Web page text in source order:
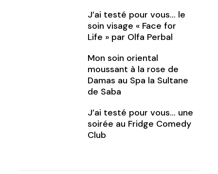
J’ai testé pour vous… le
soin visage « Face for
Life » par Olfa Perbal
Mon soin oriental
moussant à la rose de
Damas au Spa la Sultane
de Saba
J’ai testé pour vous… une
soirée au Fridge Comedy
Club